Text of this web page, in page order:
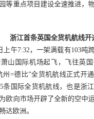
等重点项目建设全速推进，
浙江首条英国全货机航线开
上午7:32，一架满载有103吨
山国际机场起飞，飞往英
州=德比”全货机航线正式开
条国际全货机航线，也是浙
欧向市场开辟了全新的空中
达欧洲。